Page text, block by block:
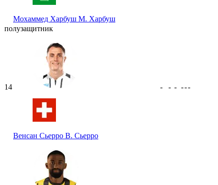
Мохаммед Харбуш М. Харбуш
полузащитник
14
Венсан Сьерро В. Сьерро
- - - ---